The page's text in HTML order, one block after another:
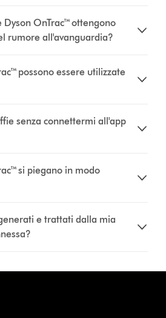
Dyson OnTrac™ ottengono
rumore all'avanguardia?
possono essere utilizzate
senza connettermi all'app
si piegano in modo
e trattati dalla mia